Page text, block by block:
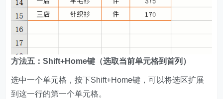
方法五：Shift+Home键（选取当前单元格到首列）
选中一个单元格，按下Shift+Home键，可以将选区扩展
到这一行的第一个单元格。